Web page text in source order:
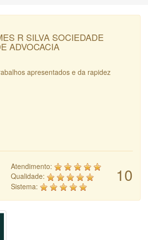
R SILVA SOCIEDADE
ADVOCACIA
apresentados e da rapidez
10
Atendimento:
Qualidade:
Sistema: